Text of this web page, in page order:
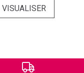
VISUALISER